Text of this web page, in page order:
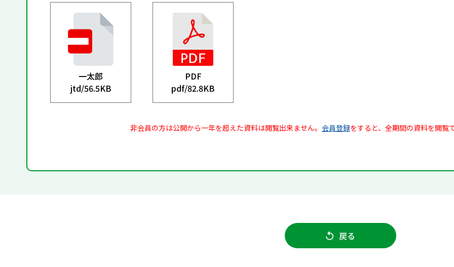
一太郎
jtd/56.5KB
PDF
pdf/82.8KB
非会員の方は公開から一年を超えた資料は閲覧出来ません。 会員登録をすると、全期間の資料を閲覧
戻る